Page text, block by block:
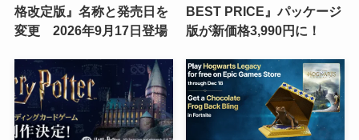
格改定版』名称と発売日を
変更 2026年9月17日登場
BEST PRICE』パッケージ
版が新価格3,990円に！